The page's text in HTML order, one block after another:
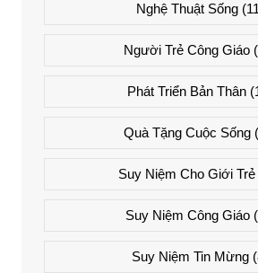
Nghệ Thuật Sống
Người Trẻ Công Giáo
Phát Triển Bản Thân
Quà Tặng Cuộc Sống
Suy Niệm Cho Giới Trẻ
Suy Niệm Công Giáo
Suy Niệm Tin Mừng